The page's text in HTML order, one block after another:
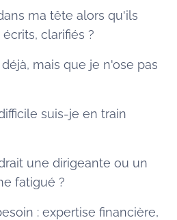
ma tête alors qu'ils
clarifiés ?
mais que je n'ose pas
suis-je en train
une dirigeante ou un
fatigué ?
: expertise financière,